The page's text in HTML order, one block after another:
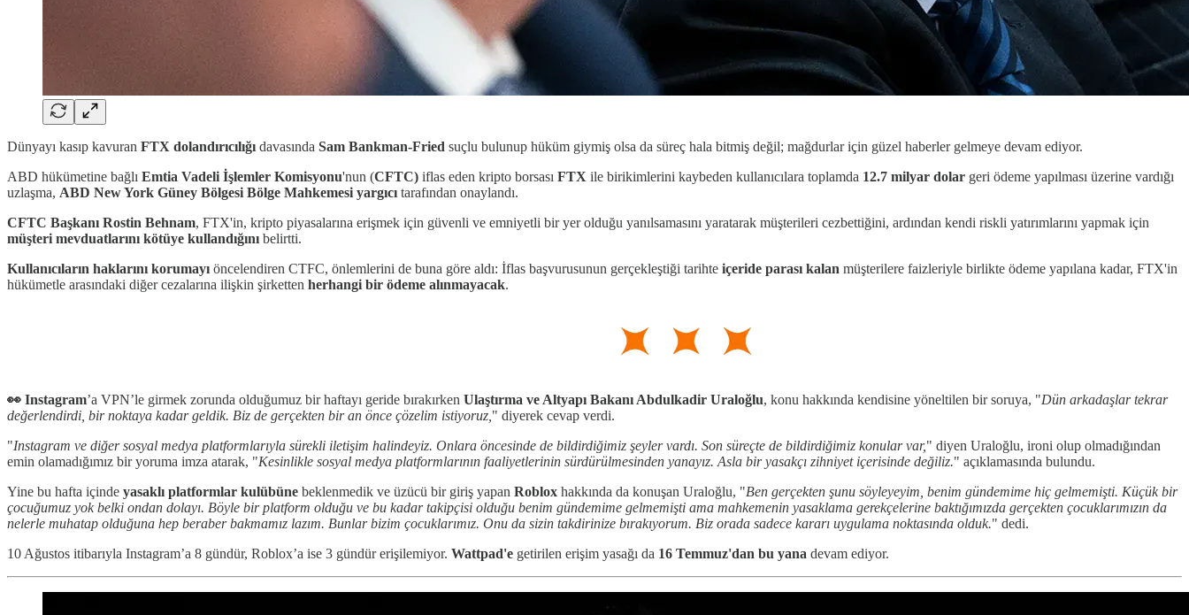
Dünyayı kasıp kavuran FTX dolandırıcılığı davasında Sam Bankman-Fried suçlu bulunup hüküm giymiş olsa da süreç hala bitmiş değil; mağdurlar için güzel haberler gelmeye devam ediyor.
ABD hükümetine bağlı Emtia Vadeli İşlemler Komisyonu'nun (CFTC) iflas eden kripto borsası FTX ile birikimlerini kaybeden kullanıcılara toplamda 12.7 milyar dolar geri ödeme yapılması üzerine vardığı
uzlaşma, ABD New York Güney Bölgesi Bölge Mahkemesi yargıcı tarafından onaylandı.
CFTC Başkanı Rostin Behnam, FTX'in, kripto piyasalarına erişmek için güvenli ve emniyetli bir yer olduğu yanılsamasını yaratarak müşterileri cezbettiğini, ardından kendi riskli yatırımlarını yapmak için
müşteri mevduatlarını kötüye kullandığını belirtti.
Kullanıcıların haklarını korumayı öncelendiren CTFC, önlemlerini de buna göre aldı: İflas başvurusunun gerçekleştiği tarihte içeride parası kalan müşterilere faizleriyle birlikte ödeme yapılana kadar, FTX'in
hükümetle arasındaki diğer cezalarına ilişkin şirketten herhangi bir ödeme alınmayacak.
👀 Instagram’a VPN’le girmek zorunda olduğumuz bir haftayı geride bırakırken Ulaştırma ve Altyapı Bakanı Abdulkadir Uraloğlu, konu hakkında kendisine yöneltilen bir soruya, "Dün arkadaşlar tekrar
değerlendirdi, bir noktaya kadar geldik. Biz de gerçekten bir an önce çözelim istiyoruz, " diyerek cevap verdi.
"Instagram ve diğer sosyal medya platformlarıyla sürekli iletişim halindeyiz. Onlara öncesinde de bildirdiğimiz şeyler vardı. Son süreçte de bildirdiğimiz konular var," diyen Uraloğlu, ironi olup olmadığından
emin olamadığımız bir yoruma imza atarak, "Kesinlikle sosyal medya platformlarının faaliyetlerinin sürdürülmesinden yanayız. Asla bir yasakçı zihniyet içerisinde değiliz." açıklamasında bulundu.
Yine bu hafta içinde yasaklı platformlar kulübüne beklenmedik ve üzücü bir giriş yapan Roblox hakkında da konuşan Uraloğlu, "Ben gerçekten şunu söyleyeyim, benim gündemime hiç gelmemişti. Küçük bir
çocuğumuz yok belki ondan dolayı. Böyle bir platform olduğu ve bu kadar takipçisi olduğu benim gündemime gelmemişti ama mahkemenin yasaklama gerekçelerine baktığımızda gerçekten çocuklarımızın da
nelerle muhatap olduğuna hep beraber bakmamız lazım. Bunlar bizim çocuklarımız. Onu da sizin takdirinize bırakıyorum. Biz orada sadece kararı uygulama noktasında olduk." dedi.
10 Ağustos itibarıyla Instagram’a 8 gündür, Roblox’a ise 3 gündür erişilemiyor. Wattpad'e getirilen erişim yasağı da 16 Temmuz'dan bu yana devam ediyor.